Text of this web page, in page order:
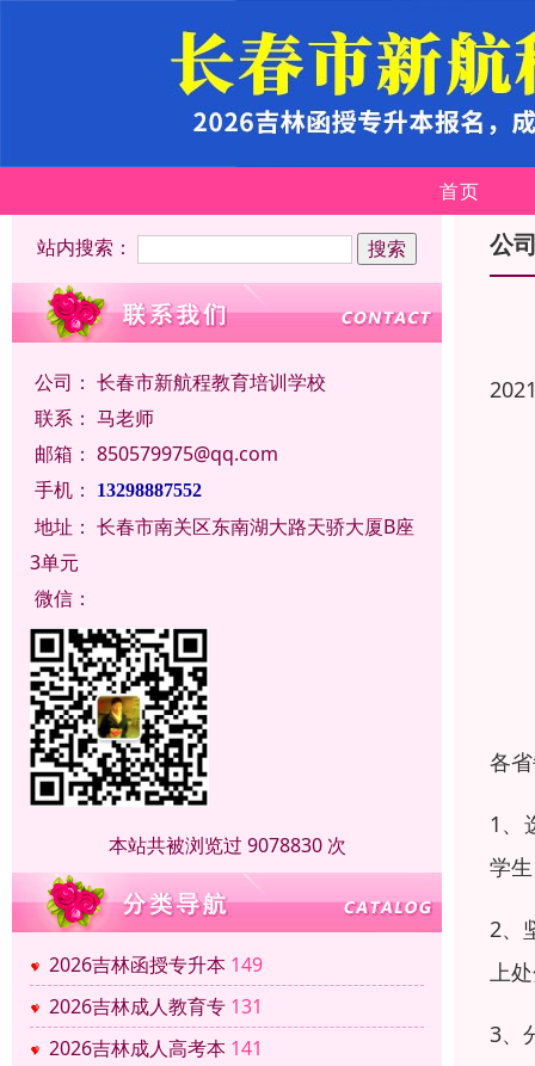
首页
站内搜索：
公司： 长春市新航程教育培训学校
联系： 马老师
邮箱： 850579975@qq.com
手机：
13298887552
地址： 长春市南关区东南湖大路天骄大厦B座
3单元
微信：
本站共被浏览过 9078830 次
2026吉林函授专升本 149
2026吉林成人教育专 131
2026吉林成人高考本 141
公
各
1、
学
2、
上
3、